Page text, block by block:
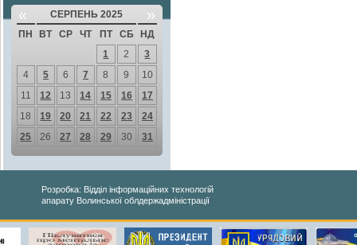
« СЕРПЕНЬ 2025 »
ПН ВТ СР ЧТ ПТ СБ
НД
1
2
3
4
5 6 7 8 9
10
11
12 13 14 15 16
17
18
19 20 21 22 23
24
25
26 27 28 29 30 31
Розробка: Відділ інформаційних технологій
апарату Волинської облдержадміністрації